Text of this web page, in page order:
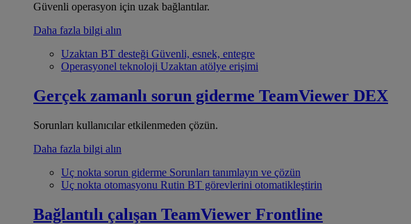
Güvenli operasyon için uzak bağlantılar.
Daha fazla bilgi alın
Uzaktan BT desteği Güvenli, esnek, entegre
Operasyonel teknoloji Uzaktan atölye erişimi
Gerçek zamanlı sorun giderme TeamViewer DEX
Sorunları kullanıcılar etkilenmeden çözün.
Daha fazla bilgi alın
Uç nokta sorun giderme Sorunları tanımlayın ve çözün
Uç nokta otomasyonu Rutin BT görevlerini otomatikleştirin
Bağlantılı çalışan TeamViewer Frontline